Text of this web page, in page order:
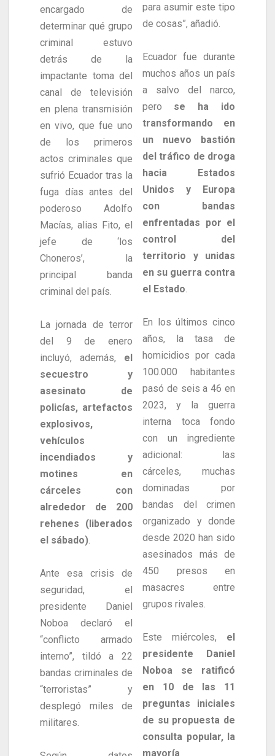
encargado de
determinar qué grupo
criminal estuvo
detrás de la
impactante toma del
canal de televisión
en plena transmisión
en vivo, que fue uno
de los primeros
actos criminales que
sufrió Ecuador tras la
fuga días antes del
poderoso Adolfo
Macías, alias Fito, el
jefe de ‘los
Choneros’, la
principal banda
criminal del país.
La jornada de terror
del 9 de enero
incluyó, además, el
secuestro y
asesinato de
policías, artefactos
explosivos,
vehículos
incendiados y
motines en
cárceles con
alrededor de 200
rehenes (liberados
el sábado).
Ante esa crisis de
seguridad, el
presidente Daniel
Noboa declaró el
“conflicto armado
interno”, tildó a 22
bandas criminales de
“terroristas” y
desplegó miles de
militares.
para asumir este tipo
de cosas”, añadió.
Ecuador fue durante
muchos años un país
a salvo del narco,
pero se ha ido
transformando en
un nuevo bastión
del tráfico de droga
hacia Estados
Unidos y Europa
con bandas
enfrentadas por el
control del
territorio y unidas
en su guerra contra
el Estado.
En los últimos cinco
años, la tasa de
homicidios por cada
100.000 habitantes
pasó de seis a 46 en
2023, y la guerra
interna toca fondo
con un ingrediente
adicional: las
cárceles, muchas
dominadas por
bandas del crimen
organizado y donde
desde 2020 han sido
asesinados más de
450 presos en
masacres entre
grupos rivales.
Este miércoles, el
presidente Daniel
Noboa se ratificó
en 10 de las 11
preguntas iniciales
de su propuesta de
consulta popular, la
mayoría